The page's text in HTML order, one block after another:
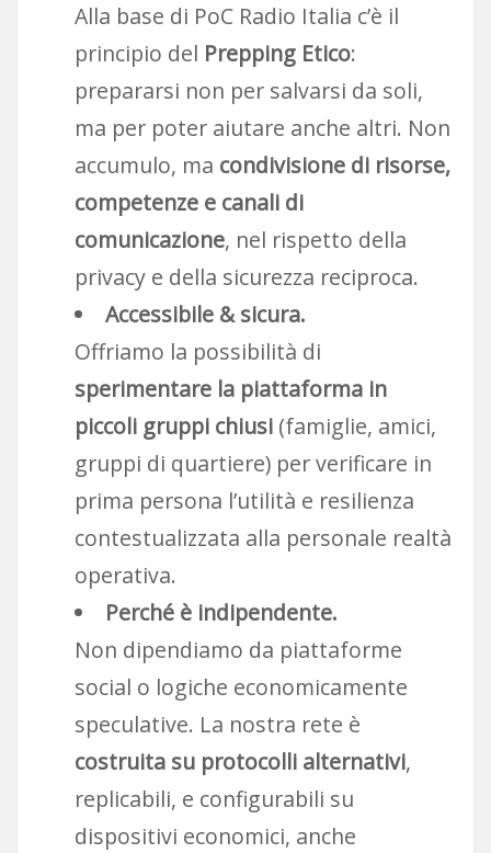
Alla base di PoC Radio Italia c’è il
principio del Prepping Etico:
prepararsi non per salvarsi da soli,
ma per poter aiutare anche altri. Non
accumulo, ma condivisione di risorse,
competenze e canali di
comunicazione, nel rispetto della
privacy e della sicurezza reciproca.
Accessibile & sicura.
Offriamo la possibilità di
sperimentare la piattaforma in
piccoli gruppi chiusi (famiglie, amici,
gruppi di quartiere) per verificare in
prima persona l’utilità e resilienza
contestualizzata alla personale realtà
operativa.
Perché è indipendente.
Non dipendiamo da piattaforme
social o logiche economicamente
speculative. La nostra rete è
costruita su protocolli alternativi,
replicabili, e configurabili su
dispositivi economici, anche